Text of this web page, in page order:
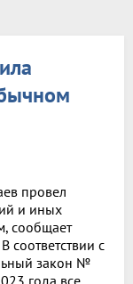
провел
и иных
сообщает
соответствии с
закон №
года все